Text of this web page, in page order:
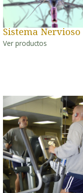
Sistema Nervioso
Ver productos